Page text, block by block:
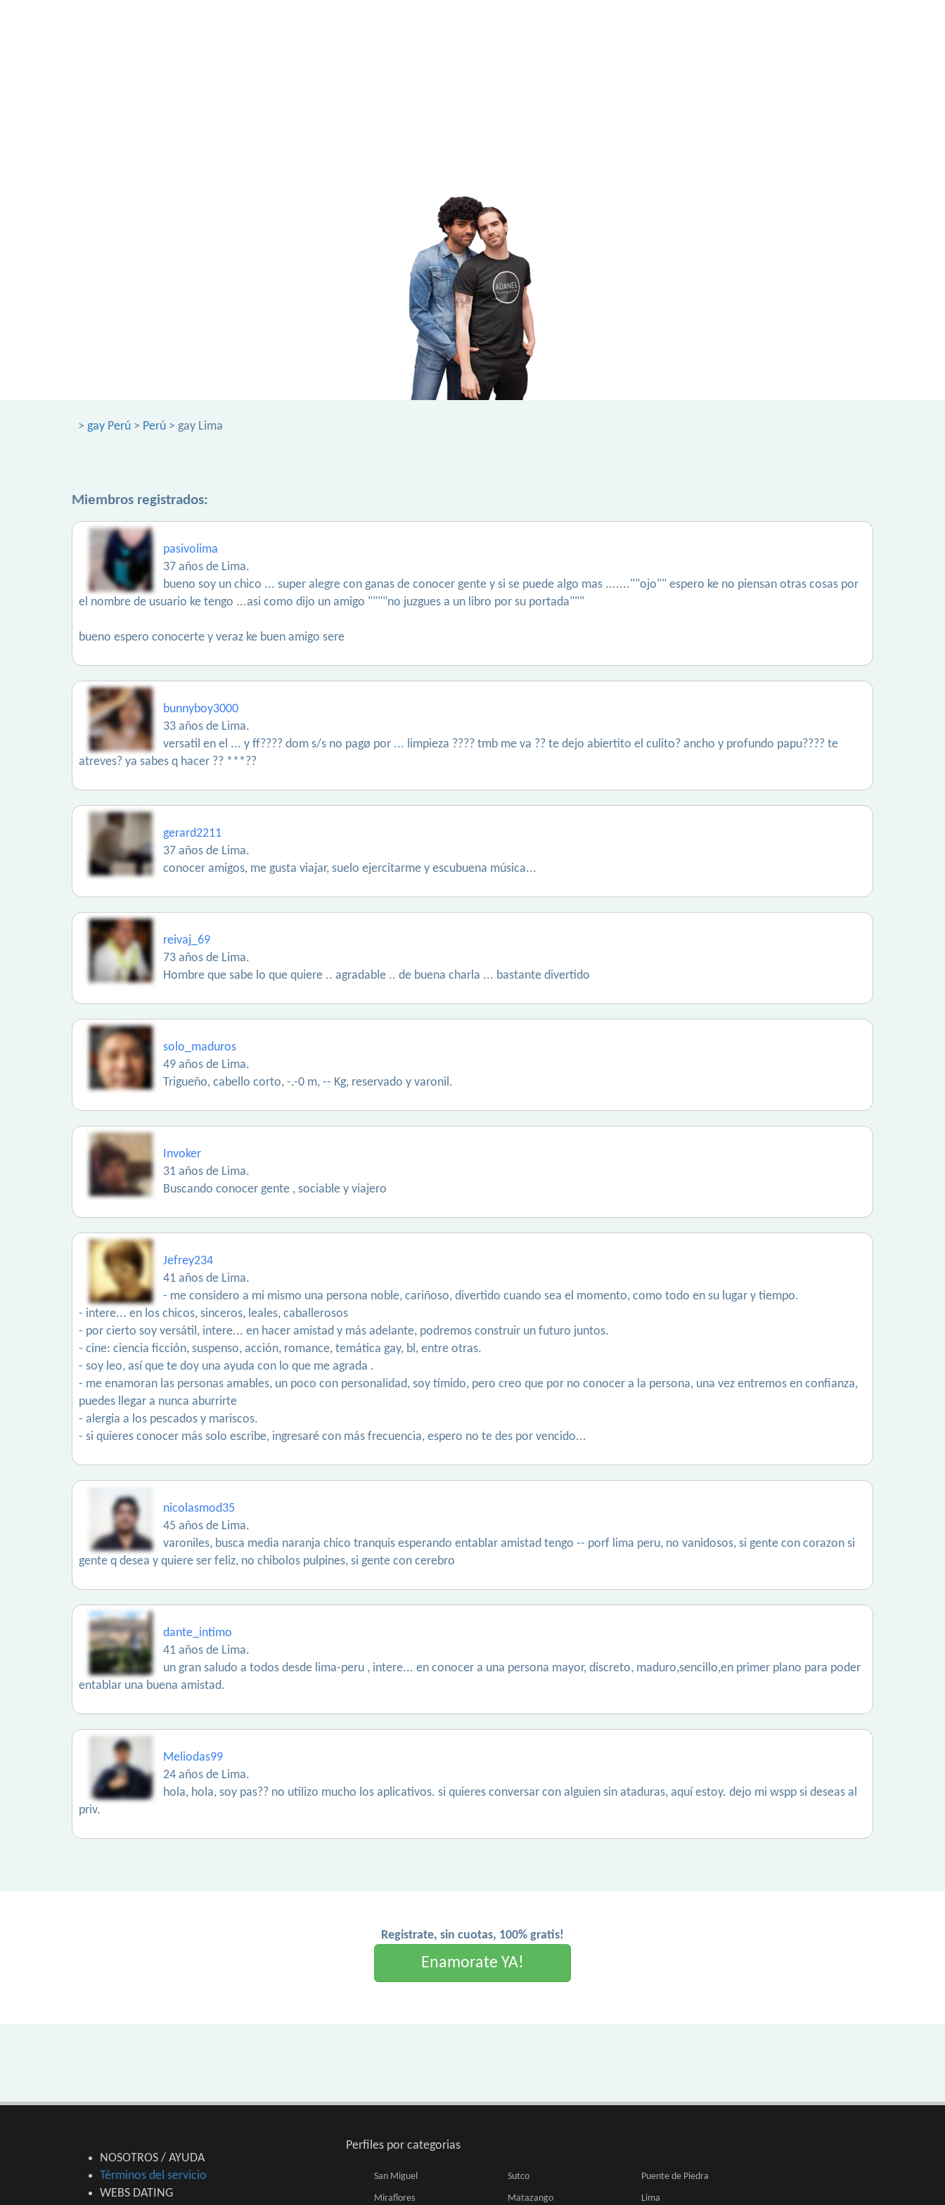
> gay Perú > Perú > gay Lima
Miembros registrados:
pasivolima
37 años de Lima.
bueno soy un chico ... super alegre con ganas de conocer gente y si se puede algo mas .......""ojo"" espero ke no piensan otras cosas por
el nombre de usuario ke tengo ...asi como dijo un amigo """"no juzgues a un libro por su portada"""
bueno espero conocerte y veraz ke buen amigo sere
bunnyboy3000
33 años de Lima.
versatil en el ... y ff???? dom s/s no pagø por ... limpieza ???? tmb me va ?? te dejo abiertito el culito? ancho y profundo papu???? te
atreves? ya sabes q hacer ?? ***??
gerard2211
37 años de Lima.
conocer amigos, me gusta viajar, suelo ejercitarme y escubuena música...
reivaj_69
73 años de Lima.
Hombre que sabe lo que quiere .. agradable .. de buena charla ... bastante divertido
solo_maduros
49 años de Lima.
Trigueño, cabello corto, -.-0 m, -- Kg, reservado y varonil.
Invoker
31 años de Lima.
Buscando conocer gente , sociable y viajero
Jefrey234
41 años de Lima.
- me considero a mi mismo una persona noble, cariñoso, divertido cuando sea el momento, como todo en su lugar y tiempo.
- intere... en los chicos, sinceros, leales, caballerosos
- por cierto soy versátil, intere... en hacer amistad y más adelante, podremos construir un futuro juntos.
- cine: ciencia ficción, suspenso, acción, romance, temática gay, bl, entre otras.
- soy leo, así que te doy una ayuda con lo que me agrada .
- me enamoran las personas amables, un poco con personalidad, soy tímido, pero creo que por no conocer a la persona, una vez entremos en confianza,
puedes llegar a nunca aburrirte
- alergia a los pescados y mariscos.
- si quieres conocer más solo escribe, ingresaré con más frecuencia, espero no te des por vencido...
nicolasmod35
45 años de Lima.
varoniles, busca media naranja chico tranquis esperando entablar amistad tengo -- porf lima peru, no vanidosos, si gente con corazon si
gente q desea y quiere ser feliz, no chibolos pulpines, si gente con cerebro
dante_intimo
41 años de Lima.
un gran saludo a todos desde lima-peru , intere... en conocer a una persona mayor, discreto, maduro,sencillo,en primer plano para poder
entablar una buena amistad.
Meliodas99
24 años de Lima.
hola, hola, soy pas?? no utilizo mucho los aplicativos. si quieres conversar con alguien sin ataduras, aquí estoy. dejo mi wspp si deseas al
priv.
Registrate, sin cuotas, 100% gratis!
Enamorate YA!
NOSOTROS / AYUDA
Términos del servicio
WEBS DATING
Perfiles por categorias
San Miguel Sutco Puente de Piedra
Miraflores Matazango Lima